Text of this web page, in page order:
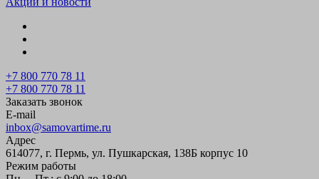
+7 800 770 78 11
+7 800 770 78 11
Заказать звонок
E-mail
inbox@samovartime.ru
Адрес
614077, г. Пермь, ул. Пушкарская, 138Б корпус 10
Режим работы